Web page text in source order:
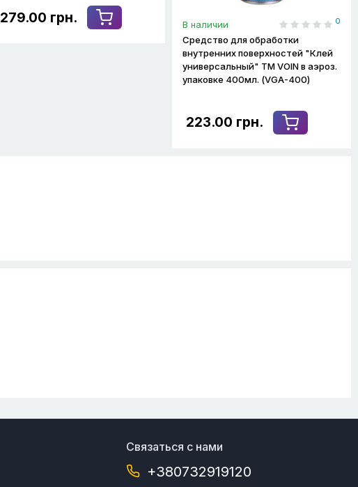
279.00 грн. В наличии 0
Средство для обработки
внутренних поверхностей "Клей
универсальный" ТМ VOIN в аэроз.
упаковке 400мл. (VGA-400)
223.00 грн.
Связаться с нами
+380732919120